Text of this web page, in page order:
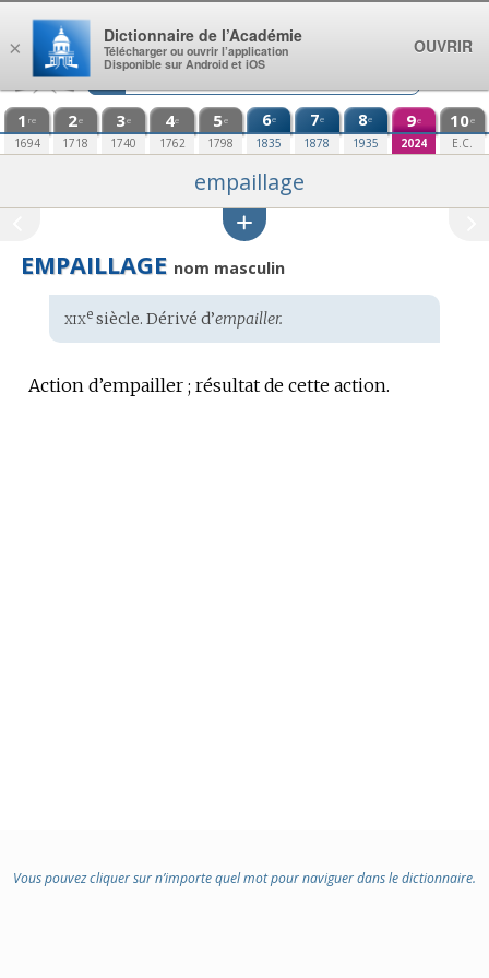
Aller au contenu
1 re
1694
2e
1718
3e
1740
4e
1762
5e
1798
6e
1835
7e
1878
8e
1935
9e
2024
10e
E.C.
empaillage
EMPAILLAGE nom masculin
Étymologie
:
xixesiècle. Dérivé d’empailler.
Action d’empailler ; résultat de cette action.
Vous pouvez cliquer sur n’importe quel mot pour naviguer dans le dictionnaire.
×
Dictionnaire de l’Académie
Télécharger ou ouvrir l’application
Disponible sur Android et iOS
OUVRIR